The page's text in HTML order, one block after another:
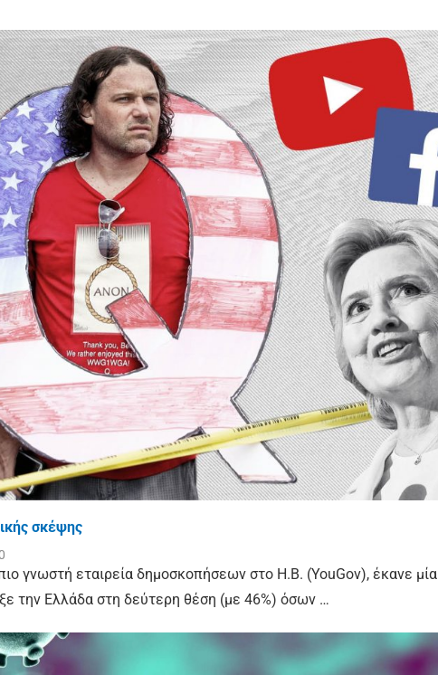
σκέψης
γνωστή εταιρεία δημοσκοπήσεων στο Η.Β. (YouGov), έκανε μία
την Ελλάδα στη δεύτερη θέση (με 46%) όσων …